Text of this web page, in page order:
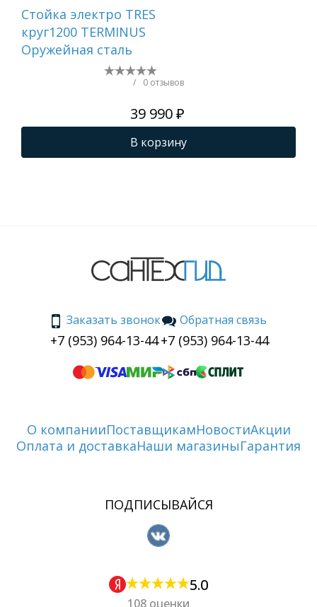
Стойка электро TRES
круг1200 TERMINUS
Оружейная сталь
/ 0 отзывов
39 990 ₽
В корзину
Заказать звонок
+7 (953) 964-13-44
Обратная связь
+7 (953) 964-13-44
О компанииПоставщикамНовостиАкции
Оплата и доставкаНаши магазиныГарантия
ПОДПИСЫВАЙСЯ
5.0
108 оценки